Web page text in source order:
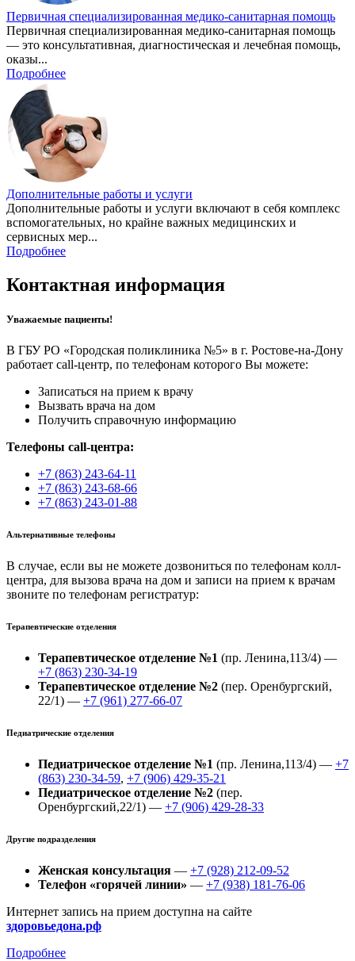
Первичная специализированная медико-санитарная помощь
Первичная специализированная медико-санитарная помощь
— это консультативная, диагностическая и лечебная помощь,
оказы...
Подробнее
Дополнительные работы и услуги
Дополнительные работы и услуги включают в себя комплекс
вспомогательных, но крайне важных медицинских и
сервисных мер...
Подробнее
Контактная информация
Уважаемые пациенты!
В ГБУ РО «Городская поликлиника №5» в г. Ростове-на-Дону
работает call-центр, по телефонам которого Вы можете:
Записаться на прием к врачу
Вызвать врача на дом
Получить справочную информацию
Телефоны call-центра:
+7 (863) 243-64-11
+7 (863) 243-68-66
+7 (863) 243-01-88
Альтернативные телефоны
В случае, если вы не можете дозвониться по телефонам колл-
центра, для вызова врача на дом и записи на прием к врачам
звоните по телефонам регистратур:
Терапевтические отделения
Терапевтическое отделение №1 (пр. Ленина,113/4) —
+7 (863) 230-34-19
Терапевтическое отделение №2 (пер. Оренбургский,
22/1) — +7 (961) 277-66-07
Педиатрические отделения
Педиатрическое отделение №1 (пр. Ленина,113/4) — +7
(863) 230-34-59, +7 (906) 429-35-21
Педиатрическое отделение №2 (пер.
Оренбургский,22/1) — +7 (906) 429-28-33
Другие подразделения
Женская консультация — +7 (928) 212-09-52
Телефон «горячей линии» — +7 (938) 181-76-06
Интернет запись на прием доступна на сайте
здоровьедона.рф
Подробнее